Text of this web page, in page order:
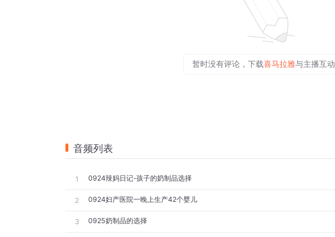
暂时没有评论，下载喜马拉雅与主播互动
音频列表
1 0924辣妈日记-孩子的奶制品选择
2 0924妇产医院一晚上生产42个婴儿
3 0925奶制品的选择